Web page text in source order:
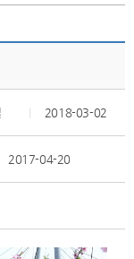
2018-03-02
2017-04-20